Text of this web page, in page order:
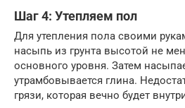
Шаг 4: Утепляем пол
Для утепления пола своими
насыпь из грунта высотой не
основного уровня. Затем
утрамбовывается глина.
грязи, которая вечно будет